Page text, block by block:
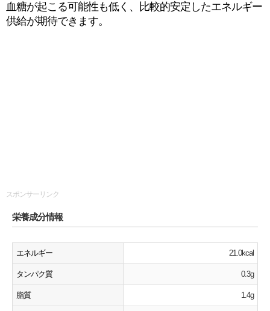
血糖が起こる可能性も低く、比較的安定したエネルギー
供給が期待できます。
スポンサーリンク
栄養成分情報
エネルギー 21.0kcal
タンパク質 0.3g
脂質 1.4g